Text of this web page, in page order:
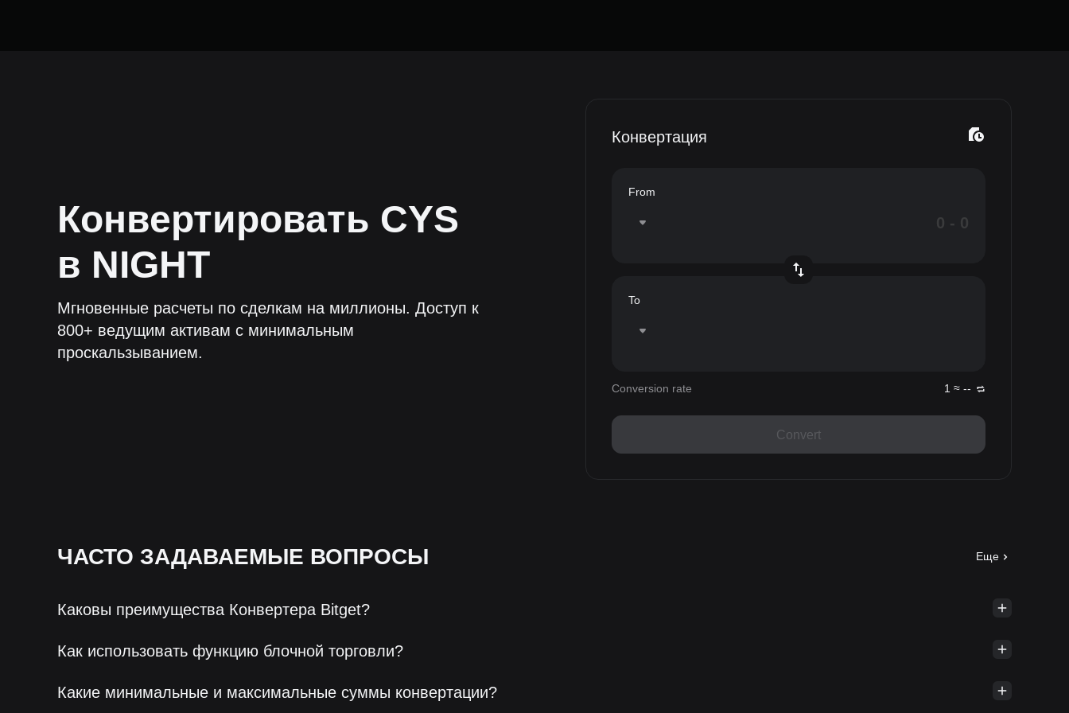
Конвертировать CYS
в NIGHT
Мгновенные расчеты по сделкам на миллионы. Доступ к
800+ ведущим активам с минимальным
проскальзыванием.
Конвертация
From
To
Conversion rate 1 ≈ --
Convert
ЧАСТО ЗАДАВАЕМЫЕ ВОПРОСЫ Еще
Каковы преимущества Конвертера Bitget?
Как использовать функцию блочной торговли?
Какие минимальные и максимальные суммы конвертации?